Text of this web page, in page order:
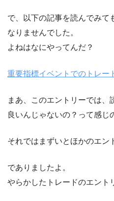
で、以下の記事を読んでみて
なりませんでした。
よねはなにやってんだ？
重要指標イベントでのトレー
まあ、このエントリーでは、
良いんじゃないの？って感じ
それではまずいとほかのエン
でありましたよ。
やらかしたトレードのエント